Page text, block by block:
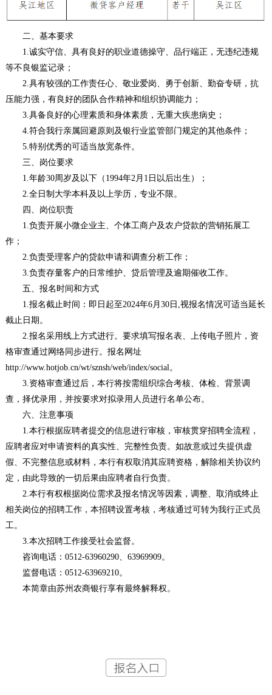
二、基本要求
1.诚实守信、具有良好的职业道德操守、品行端正，无违纪违规
等不良银监记录；
2.具有较强的工作责任心、敬业爱岗、勇于创新、勤奋专研，抗
压能力强，有良好的团队合作精神和组织协调能力；
3.具备良好的心理素质和身体素质，无重大疾患病史；
4.符合我行亲属回避原则及银行业监管部门规定的其他条件；
5.特别优秀的可适当放宽条件。
三、岗位要求
1.年龄30周岁及以下（1994年2月1日以后出生）；
2.全日制大学本科及以上学历，专业不限。
四、岗位职责
1.负责开展小微企业主、个体工商户及农户贷款的营销拓展工
作；
2.负责受理客户的贷款申请和调查分析工作；
3.负责存量客户的日常维护、贷后管理及逾期催收工作。
五、报名时间和方式
1.报名截止时间：即日起至2024年6月30日,视报名情况可适当延长
截止日期。
2.报名采用线上方式进行。要求填写报名表、上传电子照片，资
格审查通过网络同步进行。报名网址
http://www.hotjob.cn/wt/sznsh/web/index/social。
3.资格审查通过后，本行将按需组织综合考核、体检、背景调
查，择优录用，并按要求对拟录用人员进行名单公布。
六、注意事项
1.本行根据应聘者提交的信息进行审核，审核贯穿招聘全流程，
应聘者应对申请资料的真实性、完整性负责。如故意或过失提供虚
假、不完整信息或材料，本行有权取消其应聘资格，解除相关协议约
定，由此导致的一切后果由应聘者自行负责。
2.本行有权根据岗位需求及报名情况等因素，调整、取消或终止
相关岗位的招聘工作，本招聘设置考核，考核通过可转为我行正式员
工。
3.本次招聘工作接受社会监督。
咨询电话：0512-63960290、63969909。
监督电话：0512-63969210。
本简章由苏州农商银行享有最终解释权。